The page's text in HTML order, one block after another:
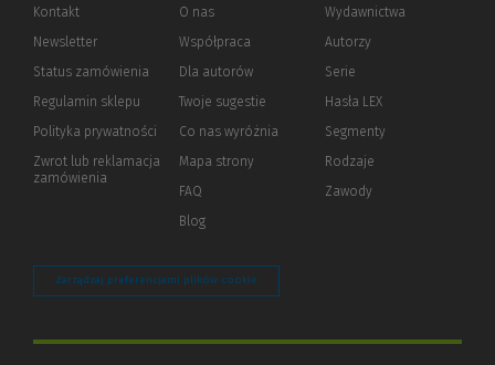
Kontakt
Newsletter
Status zamówienia
Regulamin sklepu
Polityka prywatności (Nowe
(Link
innej
Zwrot lub reklamacja
zamówienia
O nas
Współpraca
Dla autorów(Nowe
(Link
innej
Twoje sugestie
Co nas wyróżnia
Mapa strony
FAQ
Blog
Wydawnictwa
Autorzy
Serie
Hasła LEX
Segmenty
Rodzaje
Zawody
Zarządzaj preferencjami plików cookie